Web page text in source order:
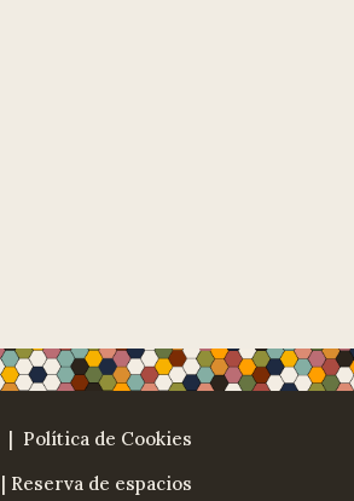
| Política de Cookies
Reserva de espacios